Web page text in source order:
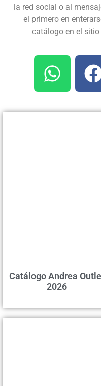
la red social o al
el primero en
catálogo en el
Catálogo Andrea
2026